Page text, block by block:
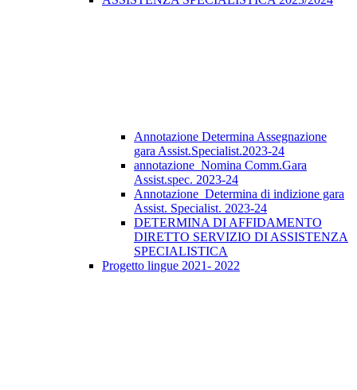
Annotazione Determina Assegnazione
gara Assist.Specialist.2023-24
annotazione_Nomina Comm.Gara
Assist.spec. 2023-24
Annotazione_Determina di indizione gara
Assist. Specialist. 2023-24
DETERMINA DI AFFIDAMENTO
DIRETTO SERVIZIO DI ASSISTENZA
SPECIALISTICA
Progetto lingue 2021- 2022